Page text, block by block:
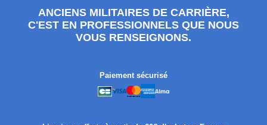
ANCIENS MILITAIRES DE CARRIÈRE,
C'EST EN PROFESSIONNELS QUE NOUS
VOUS RENSEIGNONS.
Paiement sécurisé